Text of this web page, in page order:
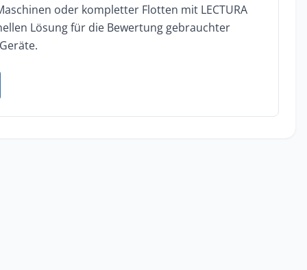
oder kompletter Flotten mit LECTURA
Lösung für die Bewertung gebrauchter